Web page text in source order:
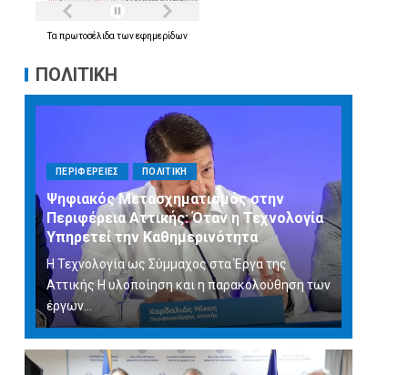
Τα πρωτοσέλιδα τωνεφημερίδων
ΠΟΛΙΤΙΚΗ
ΠΕΡΙΦΕΡΕΙΕΣ ΠΟΛΙΤΙΚΗ
Ψηφιακός Μετασχηματισμός στην
Περιφέρεια Αττικής: Όταν η Τεχνολογία
Υπηρετεί την Καθημερινότητα
Η Τεχνολογία ως Σύμμαχος στα Έργα της
Αττικής Η υλοποίηση και η παρακολούθηση των
έργων...